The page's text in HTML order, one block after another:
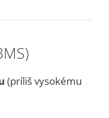
(príliš vysokému